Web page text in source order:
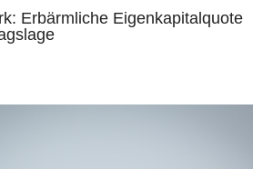
Erbärmliche Eigenkapitalquote